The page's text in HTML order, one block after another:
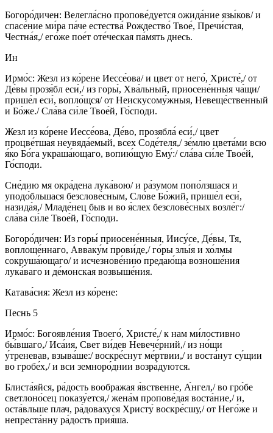
Богоро́дичен: Велегла́сно пропове́дуется ожида́ние язы́ков/ и
спасе́ние ми́ра па́че естества́ Рождество́ Твое́, Пречи́стая,
Честна́я,/ его́же пое́т оте́ческая па́мять днесь.
Ин
Ирмо́с: Жезл из ко́рене Иессе́ова/ и цвет от него́, Христе́,/ от
Де́вы прозя́бл еси́,/ из горы́, Хва́льный, приосене́нныя ча́щи/
прише́л еси́, вопло́щся/ от Неискусому́жныя, Невеще́ственный
и Бо́же./ Сла́ва си́ле Твое́й, Го́споди.
Жезл из ко́рене Иессе́ова, Де́во, прозябла́ еси́,/ цвет
процве́тшая неувяда́емый, всех Соде́теля,/ зе́млю цвета́ми всю
я́ко Бо́га украша́ющаго, вопию́щую Ему́:/ сла́ва си́ле Твое́й,
Го́споди.
Сне́дию мя окра́дена лука́вою/ и ра́зумом попо́лзшася и
уподо́бльшася безслове́сным, Сло́ве Бо́жий, прише́л еси́,
назида́я,/ Младе́нец быв и во я́слех безслове́сных возле́г:/
сла́ва си́ле Твое́й, Го́споди.
Богоро́дичен: Из горы́ приосене́нныя, Иису́се, Де́вы, Тя,
воплоще́ннаго, Авваку́м прови́де,/ го́ры злы́я и хо́лмы
сокруша́ющаго/ и исчезнове́нию предаю́ща возноше́ния
лука́ваго и де́монская возвыше́ния.
Катава́сия: Жезл из ко́рене:
Песнь 5
Ирмо́с: Богоявле́ния Твоего́, Христе́,/ к нам ми́лостивно
бы́вшаго,/ Иса́ия, Свет ви́дев Невече́рний,/ из но́щи
у́треневав, взыва́ше:/ воскре́снут ме́ртвии,/ и воста́нут су́щии
во гробе́х,/ и вси земноро́днии возра́дуются.
Блиста́яйся, ра́дость воображая я́вственне, А́нгел,/ во гро́бе
светлоно́сец показу́ется,/ жена́м пропове́дая воста́ние,/ и,
оста́вльше плач, ра́довахуся Христу́ воскре́сшу,/ от Него́же и
непреста́нну ра́дость прия́ша.